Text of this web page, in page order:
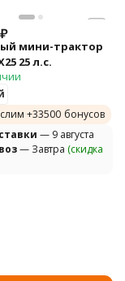
₽
мини-трактор
25 л.с.
+33500 бонусов
— 9 августа
— Завтра (скидка